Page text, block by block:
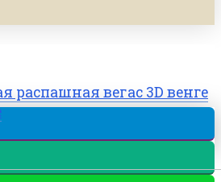
распашная вегас 3D венге